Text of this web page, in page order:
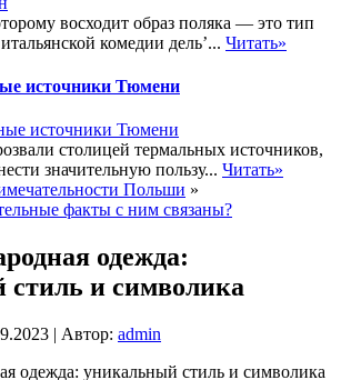
восходит образ поляка — это тип
комедии дель’... Читать»
источники Тюмени
столицей термальных источников,
значительную пользу... Читать»
Польши »
факты с ним связаны?
одежда:
и символика
| Автор: admin